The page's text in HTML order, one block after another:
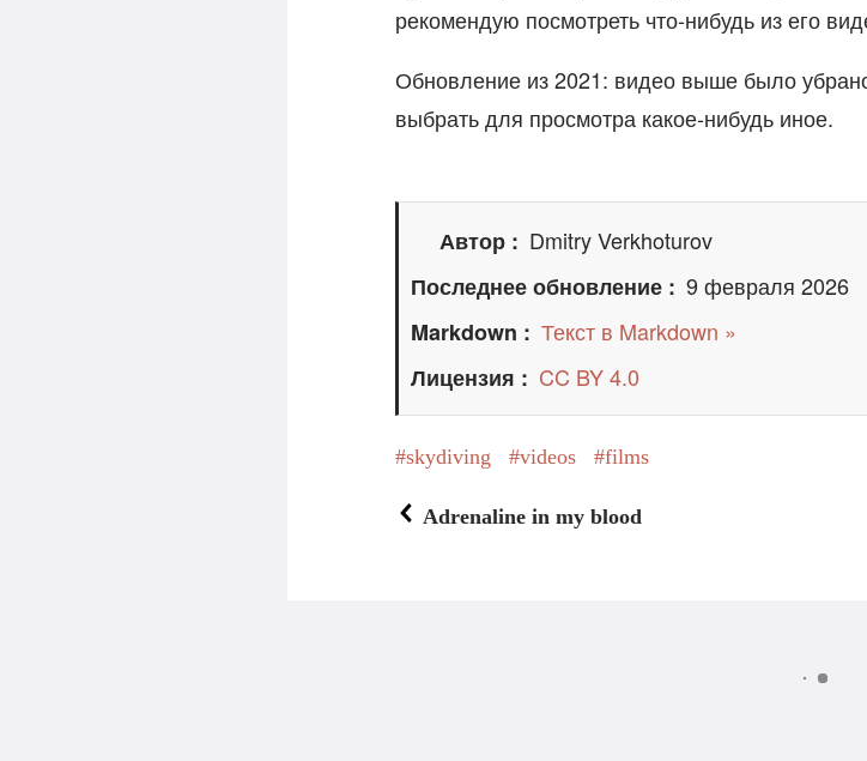
рекомендую посмотреть что-нибудь из его
Обновление из 2021: видео выше было
выбрать для просмотра какое-нибудь иное.
Автор
Dmitry Verkhoturov
Последнее обновление
9 февраля 2026
Markdown
Текст в Markdown »
Лицензия
CC BY 4.0
skydiving videos films
Adrenaline in my blood